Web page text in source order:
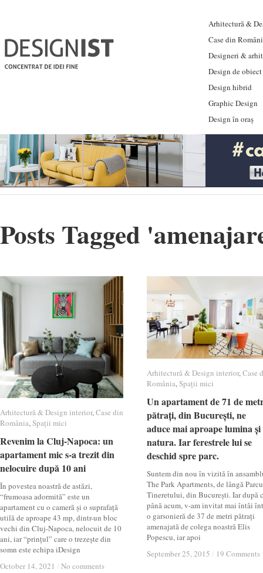
Arhitectură &
Case din
Designeri &
Design de obiect
Design hibrid
Graphic Design
Design în oraș
Posts Tagged '
Arhitectură & Design interior,Case din
România,Spații mici
Revenim la Cluj-Napoca: un
apartament mic s-a trezit din
nelocuire după 10 ani
În povestea noastră de astăzi,
“frumoasa adormită” este un
apartament cu o cameră și o suprafață
utilă de aproape 43 mp, dintr-un bloc
vechi din Cluj-Napoca, nelocuit de 10
ani, iar “prințul” care o trezește din
somn este echipa iDesign
October 14, 2021 / No comments
Arhitectură & Design interior Case din
România Spații mici
Revenim la Cluj-Napoca: un
apartament mic s-a trezit din
nelocuire după 10 ani
October 14, 2021 / No comments
Arhitectură & Design interior,Case
România,Spații mici
Un apartament de 71 de
pătrați, din București, ne
aduce mai aproape lumina și
natura. Iar ferestrele lui se
deschid spre parc.
Suntem din nou în vizită în
The Park Apartments, de lângă
Tineretului, din București. Iar după
până acum, v-am invitat mai întâi
o garsonieră de 37 de metri pătrați
amenajată de colega noastră Elis
Popescu, iar apoi
September 25, 2015 / 19 Comments
Arhitectură & Design interior Case
România Spații mici
Un apartament de 71 de
pătrați, din București, ne
aduce mai aproape lumina și
natura. Iar ferestrele lui se
deschid spre parc.
September 25, 2015 / 19 Comments